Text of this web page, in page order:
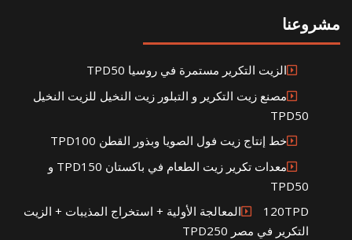
مشروعنا
الزيت التكرير مستمرة في روسيا TPD50
مصنع زيت التكرير و التبلور زيت النخيل للزيت النخيل
TPD50
خط إنتاج زيت فول الصويا وبذور القطن TPD100
معدات تكرير زيت الطعام في باكستان TPD150 و
TPD50
120TPDالمعالجة الأولية + استخراج المذيبات + الزيت
التكرير في مصر TPD250